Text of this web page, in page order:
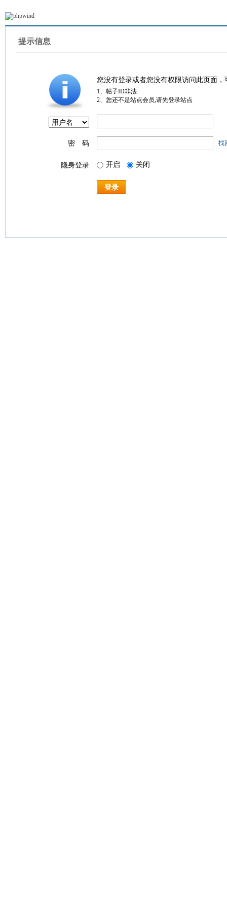
提示信息
您没有登录或者您没有权限访问此页面
1、帖子ID非法
2、您还不是站点会员,请先登录站点
密 码 找
隐身登录 开启 关闭
登录